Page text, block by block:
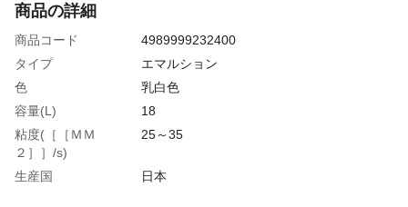
商品の詳細
商品コード
4989999232400
タイプ
エマルション
色
乳白色
容量(L)
18
粘度(［［ＭＭ
２］］/s)
25～35
生産国
日本